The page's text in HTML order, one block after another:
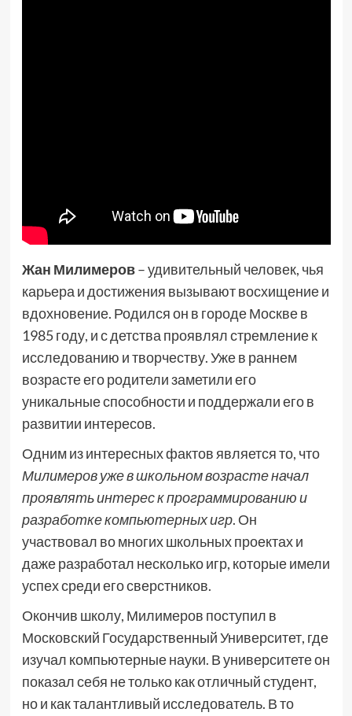
Жан Милимеров– удивительный человек, чья
карьера и достижения вызывают восхищение и
вдохновение. Родился он в городе Москве в
1985 году, и с детства проявлял стремление к
исследованию и творчеству. Уже в раннем
возрасте его родители заметили его
уникальные способности и поддержали его в
развитии интересов.
Одним из интересных фактов является то, что
Милимеров уже в школьном возрасте начал
проявлять интерес к программированию и
разработке компьютерных игр. Он
участвовал во многих школьных проектах и
даже разработал несколько игр, которые имели
успех среди его сверстников.
Окончив школу, Милимеров поступил в
Московский Государственный Университет, где
изучал компьютерные науки. В университете он
показал себя не только как отличный студент,
но и как талантливый исследователь. В то